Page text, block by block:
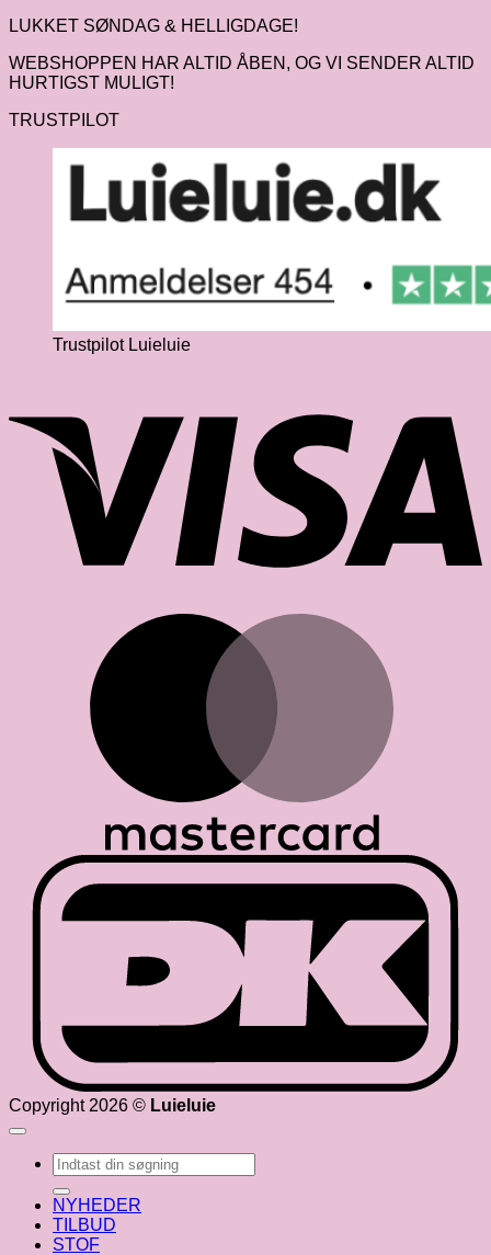
LUKKET SØNDAG & HELLIGDAGE!
WEBSHOPPEN HAR ALTID ÅBEN, OG VI SENDER ALTID
HURTIGST MULIGT!
TRUSTPILOT
Trustpilot Luieluie
Copyright 2026 © Luieluie
Søg
efter:
NYHEDER
TILBUD
STOF